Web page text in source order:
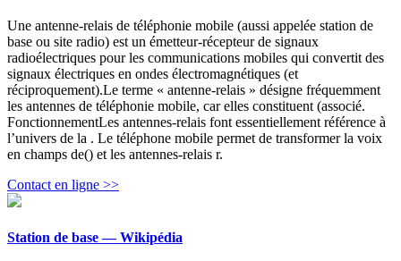
Une antenne-relais de téléphonie mobile (aussi appelée station de
base ou site radio) est un émetteur-récepteur de signaux
radioélectriques pour les communications mobiles qui convertit des
signaux électriques en ondes électromagnétiques (et
réciproquement).Le terme « antenne-relais » désigne fréquemment
les antennes de téléphonie mobile, car elles constituent (associé.
FonctionnementLes antennes-relais font essentiellement référence à
l’univers de la . Le téléphone mobile permet de transformer la voix
en champs de() et les antennes-relais r.
Contact en ligne >>
Station de base — Wikipédia